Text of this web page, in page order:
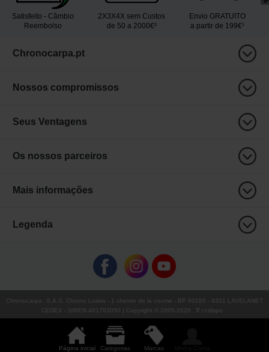
Página inicial Categorias Marcas
Satisfeito - Câmbio
Reembolso
2X3X4X sem Custos
de 50 a 2000€²
Envio GRATUITO
a partir de 199€¹
Chronocarpa.pt
Nossos compromissos
Seus Ventagens
Os nossos parceiros
Mais informações
Legenda
Chronocarpa : S.A.S. Chrono Loisirs - 1 chemin de la coume - BP 90185 - 9301 LAVELANET
CEDEX - SIREN 481703050 | Copyright © 2005-2026 ∇ ccdispo